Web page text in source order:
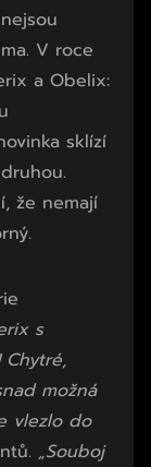
V roce
a Obelix:
sklízí
že nemají
s
možná
vlezlo do
„Souboj